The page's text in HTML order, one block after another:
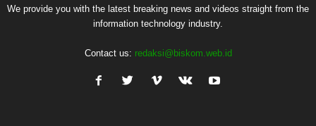
We provide you with the latest breaking news and videos straight from the
information technology industry.
Contact us: redaksi@biskom.web.id